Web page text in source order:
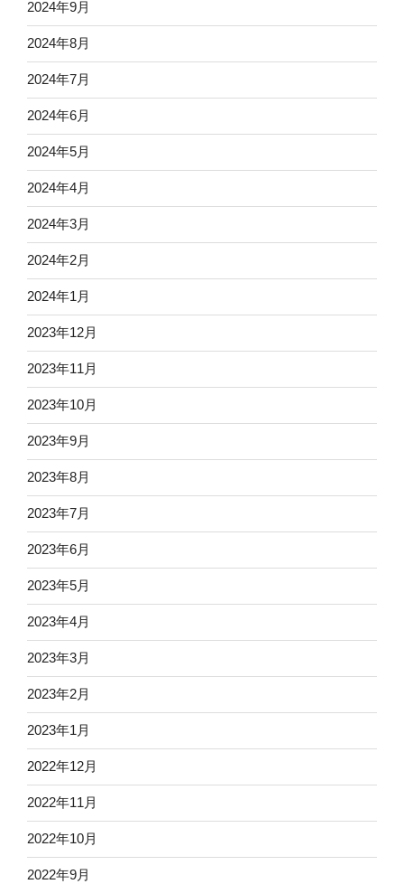
2024年9月
2024年8月
2024年7月
2024年6月
2024年5月
2024年4月
2024年3月
2024年2月
2024年1月
2023年12月
2023年11月
2023年10月
2023年9月
2023年8月
2023年7月
2023年6月
2023年5月
2023年4月
2023年3月
2023年2月
2023年1月
2022年12月
2022年11月
2022年10月
2022年9月